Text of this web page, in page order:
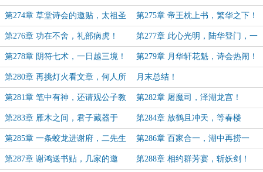
人？
第274章 草堂诗会的邀贴，太祖圣
猿桩！
第275章 帝王枕上书，繁华之下！
第276章 功在不舍，礼部病虎！ 第277章 此心光明，陆华登门，一
剑一风骨！
第278章 阴符七术，一日越三境！ 第279章 月华轩花魁，诗会热闹！
第280章 再挑灯火看文章，何人所
写！
月末总结！
第281章 笔中有神，还请观公子教
我！
第282章 屠魔司，泽湖龙宫！
第283章 雁木之间，君子藏器于
身，谢鸿的邀请！
第284章 放鹤且冲天，等春楼
第285章 一条蛟龙进谢府，二先生
的字帖！
第286章 百家合一，湖中再捞一
字！
第287章 谢鸿送书贴，几家的邀 第288章 相约群芳宴，斩妖剑！